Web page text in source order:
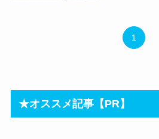
1
★オススメ記事【PR】